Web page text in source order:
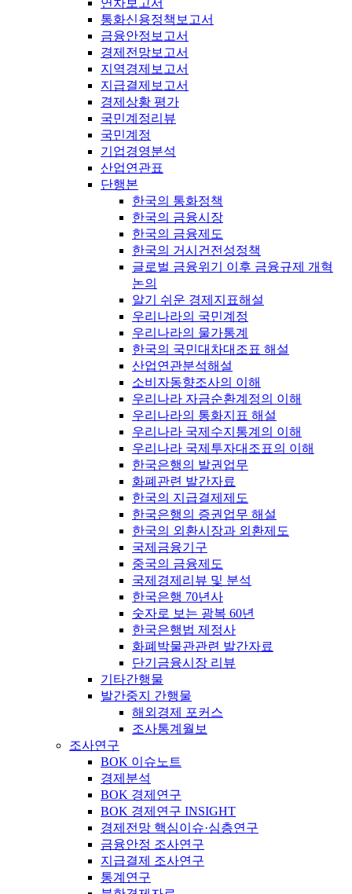
연차보고서
통화신용정책보고서
금융안정보고서
경제전망보고서
지역경제보고서
지급결제보고서
경제상황 평가
국민계정리뷰
국민계정
기업경영분석
산업연관표
단행본
한국의 통화정책
한국의 금융시장
한국의 금융제도
한국의 거시건전성정책
글로벌 금융위기 이후 금융규제 개혁
논의
알기 쉬운 경제지표해설
우리나라의 국민계정
우리나라의 물가통계
한국의 국민대차대조표 해설
산업연관분석해설
소비자동향조사의 이해
우리나라 자금순환계정의 이해
우리나라의 통화지표 해설
우리나라 국제수지통계의 이해
우리나라 국제투자대조표의 이해
한국은행의 발권업무
화폐관련 발간자료
한국의 지급결제제도
한국은행의 증권업무 해설
한국의 외환시장과 외환제도
국제금융기구
중국의 금융제도
국제경제리뷰 및 분석
한국은행 70년사
숫자로 보는 광복 60년
한국은행법 제정사
화폐박물관관련 발간자료
단기금융시장 리뷰
기타간행물
발간중지 간행물
해외경제 포커스
조사통계월보
조사연구
BOK 이슈노트
경제분석
BOK 경제연구
BOK 경제연구 INSIGHT
경제전망 핵심이슈·심층연구
금융안정 조사연구
지급결제 조사연구
통계연구